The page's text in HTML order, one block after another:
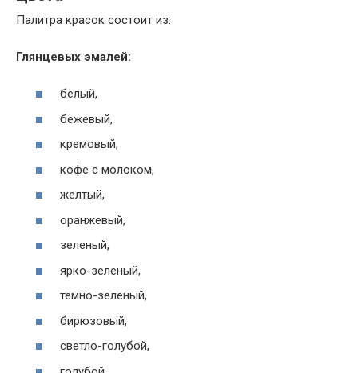
Палитра красок состоит из:
Глянцевых эмалей:
белый,
бежевый,
кремовый,
кофе с молоком,
желтый,
оранжевый,
зеленый,
ярко-зеленый,
темно-зеленый,
бирюзовый,
светло-голубой,